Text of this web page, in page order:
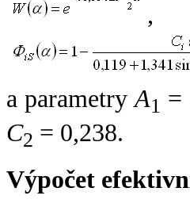
,
a parametryA1 =
C2 = 0,238.
Výpočet